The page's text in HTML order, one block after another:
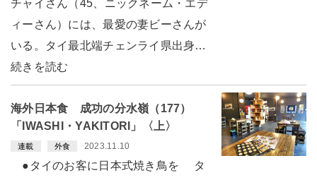
チャイさん（45、ニックネーム・エデ
ィーさん）には、最愛の妻ビーさんが
いる。タイ最北端チェンライ県出身…
続きを読む
海外日本食 成功の分水嶺（177）
「IWASHI・YAKITORI」〈上〉
連載 外食 2023.11.10
●タイのお客に日本式焼き鳥を タ